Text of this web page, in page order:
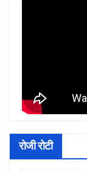
रोजी रोटी